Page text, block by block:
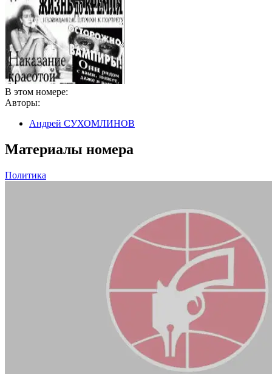
В этом номере:
Авторы:
Андрей СУХОМЛИНОВ
Материалы номера
Политика